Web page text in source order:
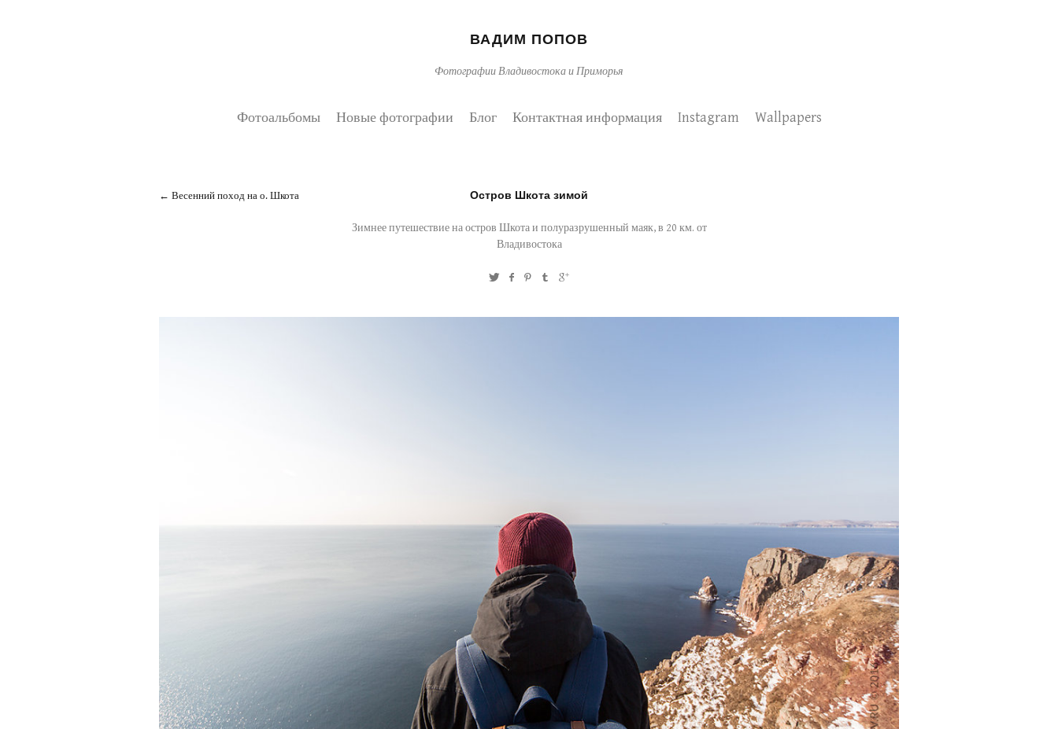
ВАДИМ ПОПОВ
Фотографии Владивостока и Приморья
Фотоальбомы Новые фотографии Блог Контактная информация Instagram Wallpapers
Весенний поход на о. Шкота Остров Шкота зимой
Зимнее путешествие на остров Шкота и полуразрушенный маяк, в 20 км. от
Владивостока